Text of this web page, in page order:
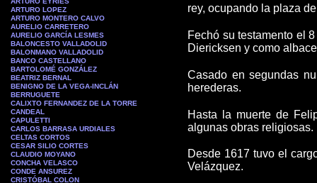
ARTURO LOPEZ
ARTURO MONTERO CALVO
AURELIO CARRETERO
AURELIO GARCÍA LESMES
BALONCESTO VALLADOLID
BALONMANO VALLADOLID
BANCO CASTELLANO
BARTOLOMÉ GONZÁLEZ
BEATRIZ BERNAL
BENIGNO DE LA VEGA-INCLÁN
BERRUGUETE
CALIXTO FERNANDEZ DE LA TORRE
CANDEAL
CAPULETTI
CARLOS BARRASA URDIALES
CELTAS CORTOS
CESAR SILIO CORTES
CLAUDIO MOYANO
CONCHA VELASCO
CONDE ANSUREZ
CRISTÓBAL COLON
rey, ocupando la plaza
Fechó su testamento el
Diericksen y como
Casado en segundas
herederas.
Hasta la muerte de
algunas obras religiosas.
Desde 1617 tuvo el
Velázquez.